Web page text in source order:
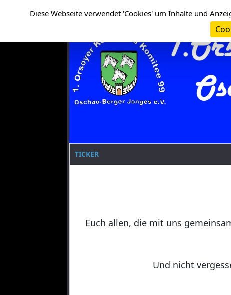
TICKER
Euch allen, die mit uns
Und nicht
Diese Webseite verwendet 'Cookies' um Inhalte und